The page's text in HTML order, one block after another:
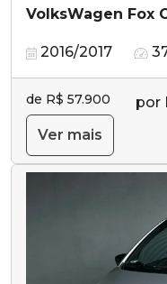
VolksWagen Fox
2016/2017
de R$ 57.900 por
Ver mais